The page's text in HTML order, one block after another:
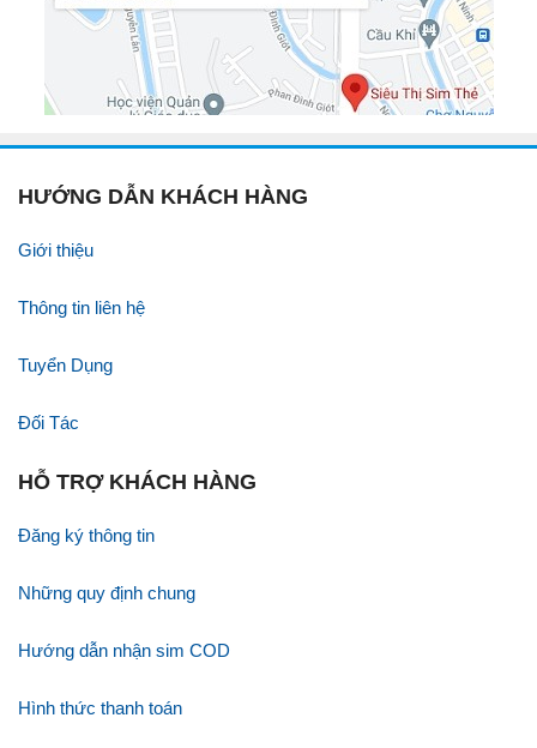
HƯỚNG DẪN KHÁCH HÀNG
Giới thiệu
Thông tin liên hệ
Tuyển Dụng
Đối Tác
HỖ TRỢ KHÁCH HÀNG
Đăng ký thông tin
Những quy định chung
Hướng dẫn nhận sim COD
Hình thức thanh toán